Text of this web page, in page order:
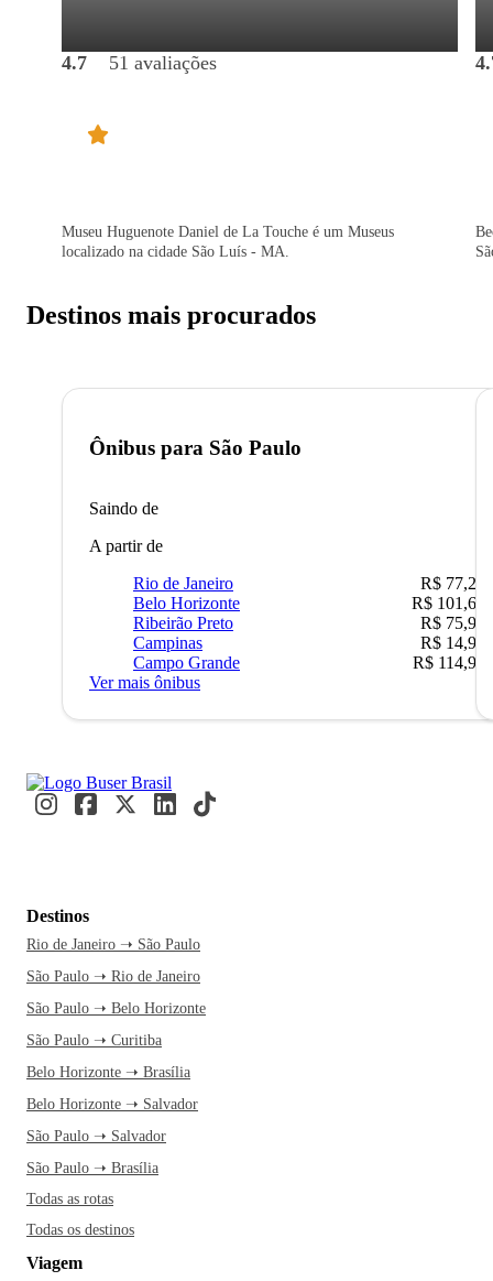
4.7 51 avaliações
Museu Huguenote Daniel de La Touche é um Museus
localizado na cidade São Luís - MA.
Destinos mais procurados
Ônibus para São Paulo
Saindo de
A partir de
Rio de Janeiro
R$ 77,22
Belo Horizonte
R$ 101,67
Ribeirão Preto
R$ 75,90
Campinas
R$ 14,90
Campo Grande
R$ 114,90
Ver mais ônibus
Destinos
Rio de Janeiro ➝ São Paulo
São Paulo ➝ Rio de Janeiro
São Paulo ➝ Belo Horizonte
São Paulo ➝ Curitiba
Belo Horizonte ➝ Brasília
Belo Horizonte ➝ Salvador
São Paulo ➝ Salvador
São Paulo ➝ Brasília
Todas as rotas
Todas os destinos
Viagem